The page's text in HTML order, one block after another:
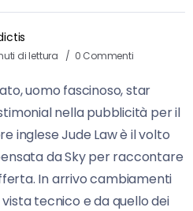
di lettura 0 Commenti
uomo fascinoso, star
nella pubblicità per il
inglese Jude Law è il volto
da Sky per raccontare
In arrivo cambiamenti
tecnico e da quello dei